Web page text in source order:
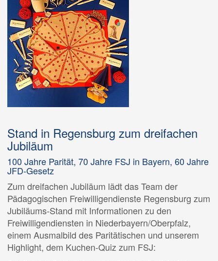
Stand in Regensburg zum dreifachen
Jubiläum
100 Jahre Parität, 70 Jahre FSJ in Bayern, 60 Jahre
JFD-Gesetz
Zum dreifachen Jubiläum lädt das Team der
Pädagogischen Freiwilligendienste Regensburg zum
Jubiläums-Stand mit Informationen zu den
Freiwilligendiensten in Niederbayern/Oberpfalz,
einem Ausmalbild des Paritätischen und unserem
Highlight, dem Kuchen-Quiz zum FSJ: